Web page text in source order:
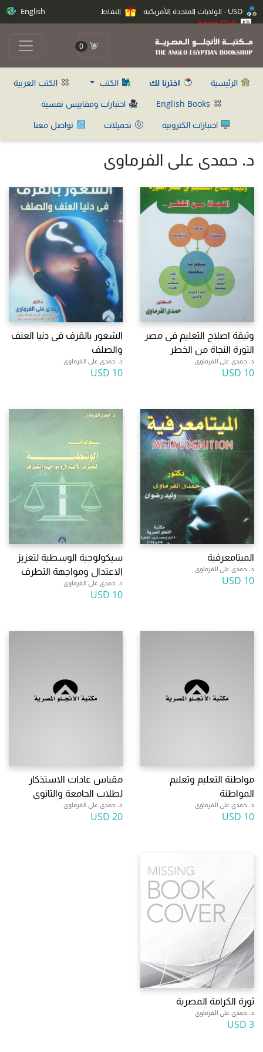
النقاط
Anglo Club
English
0
الرئيسية اخترنا لك الكتب
الكتب العربية
اختبارات ومقاييس نفسية
اختبارات الكترونية
تحميلات تواصل معنا
د. حمدى على الفرماوى
وثيقة اصلاح التعليم فى مصر
الثورة النجاة من الخطر
د. حمدى على الفرماوى
10 USD
الشعور بالقرف فى دنيا العنف
والصلف
د. حمدى على الفرماوى
10 USD
الميتامعرفية
د. حمدى على الفرماوى
10 USD
سيكولوجية الوسطية لتعزيز
الاعتدال ومواجهة التطرف
د. حمدى على الفرماوى
10 USD
مواطنة التعليم وتعليم
المواطنة
د. حمدى على الفرماوى
10 USD
مقياس عادات الاستذكار
لطلاب الجامعة والثانوى
د. حمدى على الفرماوى
20 USD
ثورة الكرامة المصرية
د. حمدى على الفرماوى
3 USD